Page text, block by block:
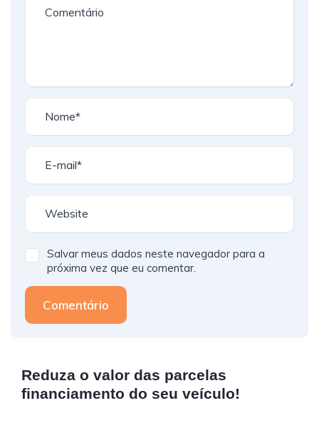
Salvar meus dados neste navegador para a
próxima vez que eu comentar.
Comentário
Reduza o valor das parcelas
financiamento do seu veículo!